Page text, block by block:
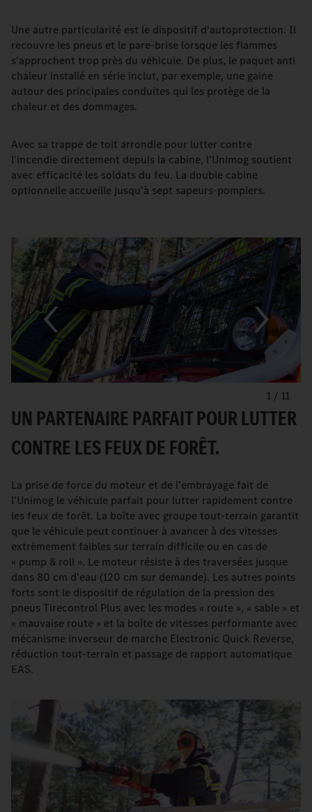
Une autre particularité est le dispositif d'autoprotection. Il
recouvre les pneus et le pare-brise lorsque les flammes
s'approchent trop près du véhicule. De plus, le paquet anti
chaleur installé en série inclut, par exemple, une gaine
autour des principales conduites qui les protège de la
chaleur et des dommages.
Avec sa trappe de toit arrondie pour lutter contre
l'incendie directement depuis la cabine, l'Unimog soutient
avec efficacité les soldats du feu. La double cabine
optionnelle accueille jusqu'à sept sapeurs-pompiers.
1 / 11
UN PARTENAIRE PARFAIT POUR LUTTER
CONTRE LES FEUX DE FORÊT.
La prise de force du moteur et de l'embrayage fait de
l'Unimog le véhicule parfait pour lutter rapidement contre
les feux de forêt. La boîte avec groupe tout-terrain garantit
que le véhicule peut continuer à avancer à des vitesses
extrêmement faibles sur terrain difficile ou en cas de
« pump & roll ». Le moteur résiste à des traversées jusque
dans 80 cm d'eau (120 cm sur demande). Les autres points
forts sont le dispositif de régulation de la pression des
pneus Tirecontrol Plus avec les modes « route », « sable » et
« mauvaise route » et la boîte de vitesses performante avec
mécanisme inverseur de marche Electronic Quick Reverse,
réduction tout-terrain et passage de rapport automatique
EAS.